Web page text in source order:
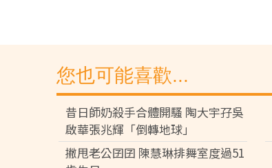
您也可能喜歡...
昔日師奶殺手合體開騷 陶大宇孖吳
啟華張兆輝「倒轉地球」
撇甩老公囝囝 陳慧琳排舞室度過51